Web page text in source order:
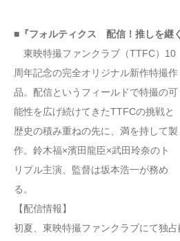
■『フォルティクス 配信！推しを継
東映特撮ファンクラブ（TTFC）10
周年記念の完全オリジナル新作特撮作
品。配信というフィールドで特撮の可
能性を広げ続けてきたTTFCの挑戦と
歴史の積み重ねの先に、満を持して製
作。鈴木福×濱田龍臣×武田玲奈のト
リプル主演、監督は坂本浩一が務め
る。
【配信情報】
初夏、東映特撮ファンクラブにて独占